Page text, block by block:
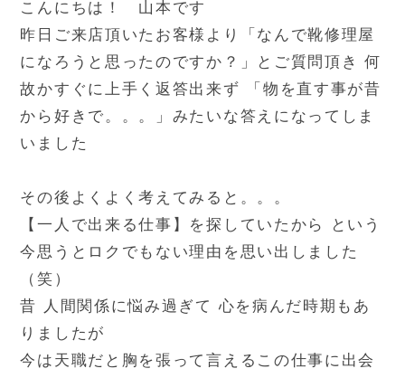
こんにちは！ 山本です
昨日ご来店頂いたお客様より「なんで靴修理屋
になろうと思ったのですか？」とご質問頂き 何
故かすぐに上手く返答出来ず 「物を直す事が昔
から好きで。。。」みたいな答えになってしま
いました
その後よくよく考えてみると。。。
【一人で出来る仕事】を探していたから という
今思うとロクでもない理由を思い出しました
（笑）
昔 人間関係に悩み過ぎて 心を病んだ時期もあ
りましたが
今は天職だと胸を張って言えるこの仕事に出会